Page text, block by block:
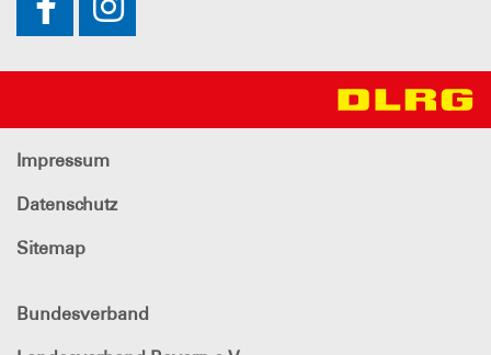
Impressum
Datenschutz
Sitemap
Bundesverband